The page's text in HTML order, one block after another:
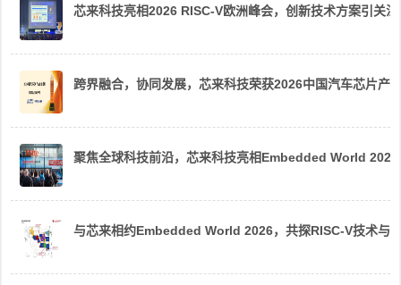
芯来科技亮相2026 RISC-V欧洲峰会，创新技术方案引关注
跨界融合，协同发展，芯来科技荣获2026中国汽车芯片产
聚焦全球科技前沿，芯来科技亮相Embedded World 2026
与芯来相约Embedded World 2026，共探RISC-V技术与